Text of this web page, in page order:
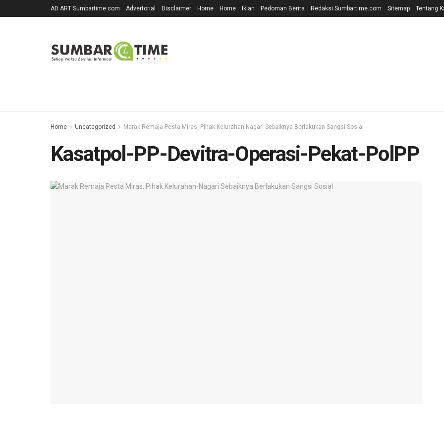
AD ART Sumbartime.com Advertorial Disclaimer Home Home Iklan Pedoman Berita Redaksi Sumbartime.com Sitemap Tentang
Home Uncategorized Marak Remaja Pesta Miras, Pihak Kelurahan-Nagari Sebaiknya Berlakukan Sangsi Sosial
Kasatpol-PP-Devitra-Operasi-Pekat-PolPP